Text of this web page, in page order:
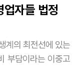
자들 법정
계의 최전선에 있는
부담이라는 이중고